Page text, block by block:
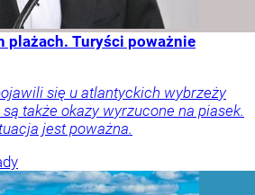
plażach. Turyści poważnie
się u atlantyckich wybrzeży
także okazy wyrzucone na piasek.
jest poważna.